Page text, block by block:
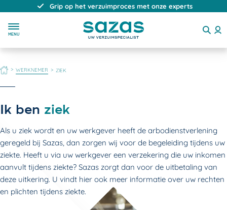
Grip op het verzuimproces met onze experts
MENU
HOME WERKNEMER ZIEK
Ik ben ziek
Als u ziek wordt en uw werkgever heeft de arbodienstverlening
geregeld bij Sazas, dan zorgen wij voor de begeleiding tijdens uw
ziekte. Heeft u via uw werkgever een verzekering die uw inkomen
aanvult tijdens ziekte? Sazas zorgt dan voor de uitbetaling van
deze uitkering. U vindt hier ook meer informatie over uw rechten
en plichten tijdens ziekte.